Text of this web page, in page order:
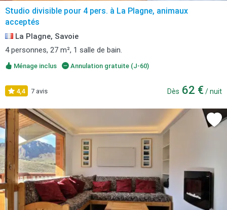
Studio divisible pour 4 pers. à La Plagne, animaux
acceptés
La Plagne, Savoie
4 personnes, 27 m², 1 salle de bain.
Ménage inclus Annulation gratuite (J-60)
4,4 7 avis Dès 62 € / nuit